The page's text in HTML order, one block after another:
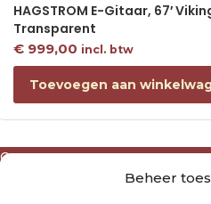
Beheer
HAGSTROM E-Gitaar, 67′
Transparent
€999,00 incl. btw
Toevoegen aan
Over ons
Algemene voorwaarden